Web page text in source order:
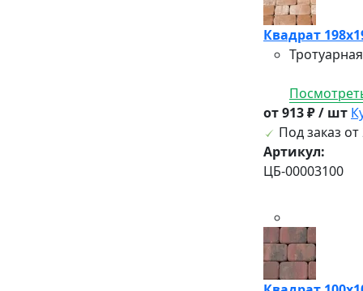
Квадрат
от 913 ₽ / шт
Под заказ от
Артикул:
ЦБ-00003100